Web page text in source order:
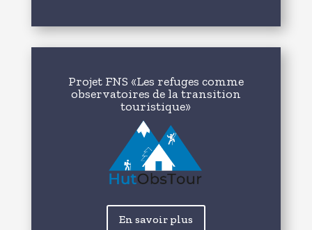
Projet FNS «Les refuges comme
observatoires de la transition
touristique»
En savoir plus